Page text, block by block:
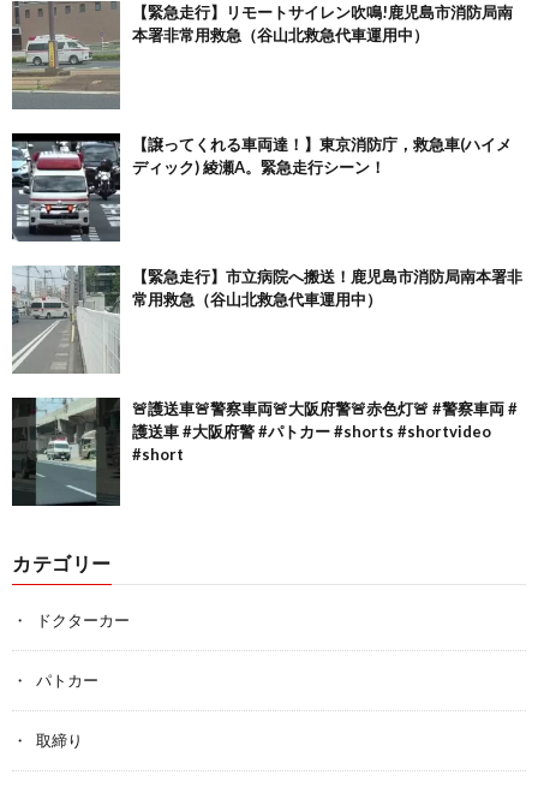
【緊急走行】リモートサイレン吹鳴!鹿児島市消防局南
本署非常用救急（谷山北救急代車運用中）
【譲ってくれる車両達！】東京消防庁，救急車(ハイメ
ディック) 綾瀬A。緊急走行シーン！
【緊急走行】市立病院へ搬送！鹿児島市消防局南本署非
常用救急（谷山北救急代車運用中）
🚨護送車🚨警察車両🚨大阪府警🚨赤色灯🚨 #警察車両 #
護送車 #大阪府警 #パトカー #shorts #shortvideo
#short
カテゴリー
ドクターカー
パトカー
取締り